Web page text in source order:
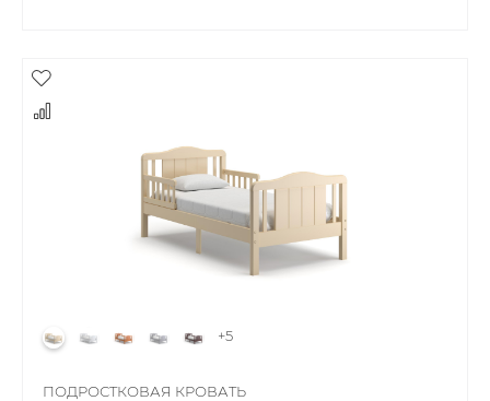
+5
ПОДРОСТКОВАЯ КРОВАТЬ